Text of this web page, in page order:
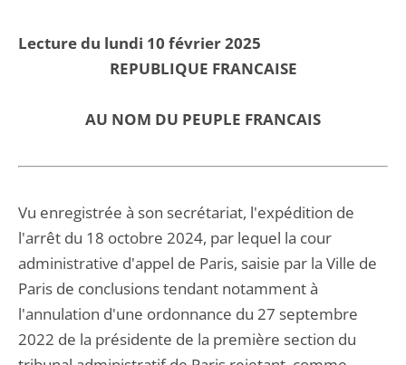
Lecture du lundi 10 février 2025
REPUBLIQUE FRANCAISE
AU NOM DU PEUPLE FRANCAIS
Vu enregistrée à son secrétariat, l'expédition de
l'arrêt du 18 octobre 2024, par lequel la cour
administrative d'appel de Paris, saisie par la Ville de
Paris de conclusions tendant notamment à
l'annulation d'une ordonnance du 27 septembre
2022 de la présidente de la première section du